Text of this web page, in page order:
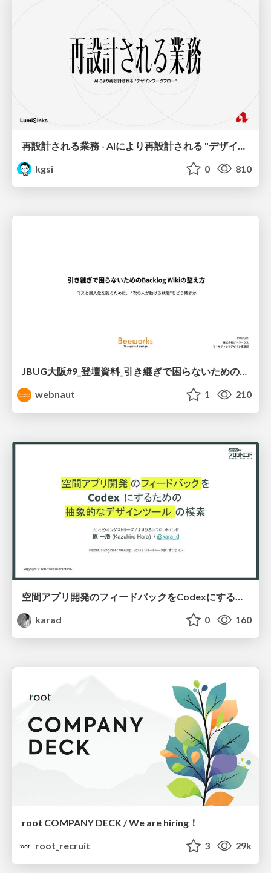
kgsi
0 810
JBUG大阪#9_登壇資料_引き継ぎで困らないためのBacklogWikiの整え方_ミスと属人化を防ぐために、 “次の人が動ける状態”をどう残すか
webnaut
1 210
空間アプリ開発のフィードバックをCodexにするための抽象的なデザインツールの模索
karad
0 160
root COMPANY DECK / We are hiring！
root_recruit
3 29k